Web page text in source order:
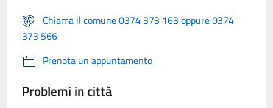
Chiama il comune 0374 373 163 oppure 0374
373 566
Prenota un appuntamento
Problemi in città